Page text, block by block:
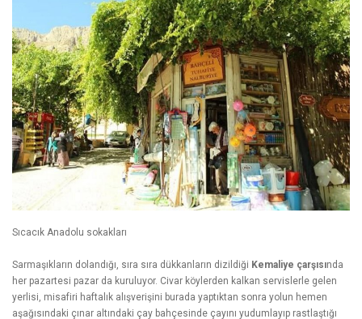
Sıcacık Anadolu sokakları
Sarmaşıkların dolandığı, sıra sıra dükkanların dizildiği Kemaliye çarşısında
her pazartesi pazar da kuruluyor. Civar köylerden kalkan servislerle gelen
yerlisi, misafiri haftalık alışverişini burada yaptıktan sonra yolun hemen
aşağısındaki çınar altındaki çay bahçesinde çayını yudumlayıp rastlaştığı